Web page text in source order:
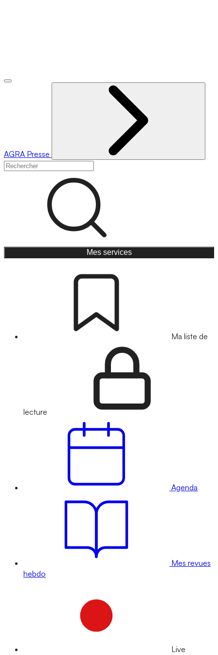
AGRA Presse
Mes services
Ma liste de
lecture
Agenda
Mes revues
hebdo
Live